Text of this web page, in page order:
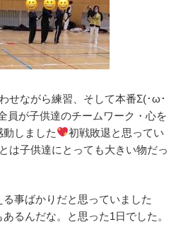
せながら練習、そして本番Σ(･ω･
員が子供達のチームワーク・心を
しました
初戦敗退と思ってい
は子供達にとっても大きい物だっ
事ばかりだと思っていました
るんだな。と思った1日でした。